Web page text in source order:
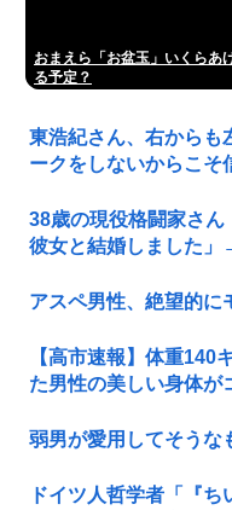
おまえら「お盆玉」いくらあ
る予定？
東浩紀さん、右からも
ークをしないからこそ
38歳の現役格闘家さ
彼女と結婚しました
アスペ男性、絶望的に
【高市速報】体重140
た男性の美しい身体が
弱男が愛用してそう
ドイツ人哲学者「『